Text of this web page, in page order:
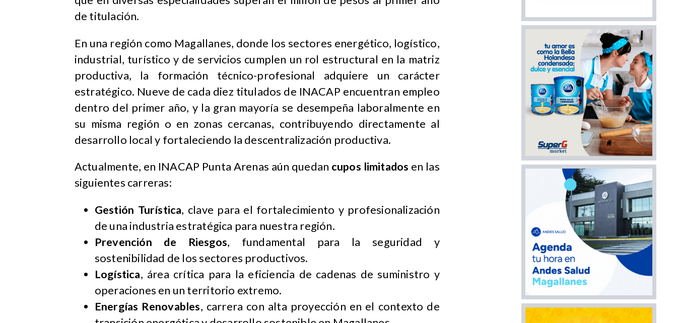
de titulación.
En una región como Magallanes, donde los sectores energético, logístico,
industrial, turístico y de servicios cumplen un rol estructural en la matriz
productiva, la formación técnico-profesional adquiere un carácter
estratégico. Nueve de cada diez titulados de INACAP encuentran empleo
dentro del primer año, y la gran mayoría se desempeña laboralmente en
su misma región o en zonas cercanas, contribuyendo directamente al
desarrollo local y fortaleciendo la descentralización productiva.
Actualmente, en INACAP Punta Arenas aún quedan cupos limitados en las
siguientes carreras:​
Gestión Turística, clave para el fortalecimiento y profesionalización
de una industria estratégica para nuestra región.
Prevención de Riesgos, fundamental para la seguridad y
sostenibilidad de los sectores productivos.
Logística, área crítica para la eficiencia de cadenas de suministro y
operaciones en un territorio extremo.
Energías Renovables, carrera con alta proyección en el contexto de